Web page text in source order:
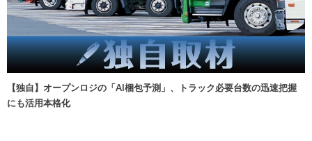
【独自】オープンロジの「AI梱包予測」、トラック必要台数の迅速把握
にも活用本格化